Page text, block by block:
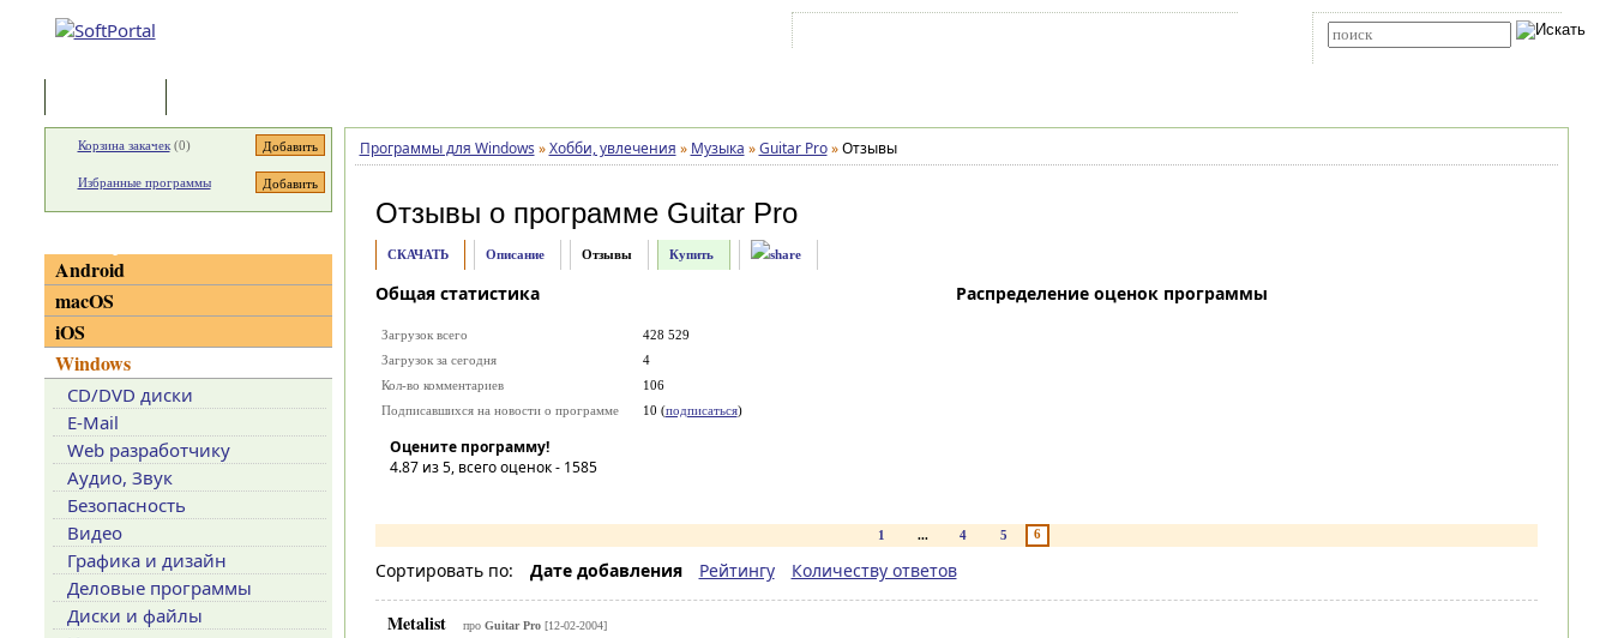
Программы для Windows » Хобби, увлечения » Музыка » Guitar Pro » Отзывы
Отзывы о программе Guitar Pro
СКАЧАТЬ Описание Отзывы Купить
Общая статистика
Загрузок всего
428 529
Загрузок за сегодня
4
Кол-во комментариев
106
Подписавшихся на новости о программе
10 (подписаться)
Оцените программу!
4.87из 5, всего оценок - 1585
Распределение оценок программы
1 ... 4 5 6
Сортировать по: Дате добавления Рейтингу Количеству ответов
Metalist про Guitar Pro [12-02-2004]
Корзина закачек(0)
Избранные программы
Android
macOS
iOS
Windows
CD/DVD диски
E-Mail
Web разработчику
Аудио, Звук
Безопасность
Видео
Графика и дизайн
Деловые программы
Диски и файлы